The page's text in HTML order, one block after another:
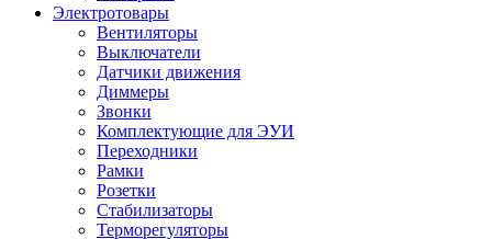
Электротовары
Вентиляторы
Выключатели
Датчики движения
Диммеры
Звонки
Комплектующие для ЭУИ
Переходники
Рамки
Розетки
Стабилизаторы
Терморегуляторы